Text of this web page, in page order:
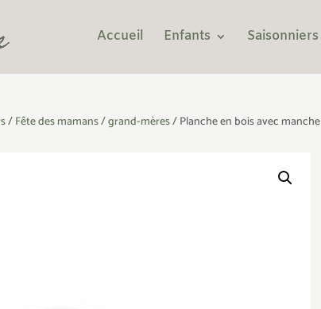
Accueil Enfants Saisonniers
/Fête des mamans / grand-mères/ Planche en bois avec manche